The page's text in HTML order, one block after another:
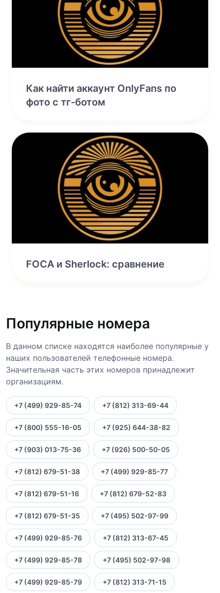
Как найти аккаунт OnlyFans по
фото с тг-ботом
FOCA и Sherlock: сравнение
Популярные номера
В данном списке находятся наиболее популярные у
наших пользователей телефонные номера.
Значительная часть этих номеров принадлежит
организациям.
+7 (499) 929-85-74 +7 (812) 313-69-44
+7 (800) 555-16-05 +7 (925) 644-38-82
+7 (903) 013-75-36 +7 (926) 500-50-05
+7 (812) 679-51-38 +7 (499) 929-85-77
+7 (812) 679-51-16 +7 (812) 679-52-83
+7 (812) 679-51-35 +7 (495) 502-97-99
+7 (499) 929-85-76 +7 (812) 313-67-45
+7 (499) 929-85-78 +7 (495) 502-97-98
+7 (499) 929-85-79 +7 (812) 313-71-15